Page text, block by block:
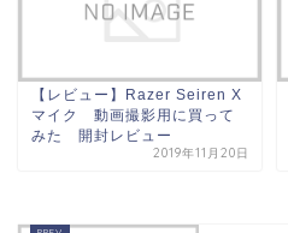
【レビュー】Razer Seiren X
マイク 動画撮影用に買って
みた 開封レビュー
2019年11月20日